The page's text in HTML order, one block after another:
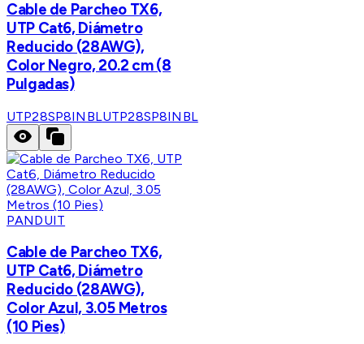
Cable de Parcheo TX6,
UTP Cat6, Diámetro
Reducido (28AWG),
Color Negro, 20.2 cm (8
Pulgadas)
UTP28SP8INBLUTP28SP8INBL
PANDUIT
Cable de Parcheo TX6,
UTP Cat6, Diámetro
Reducido (28AWG),
Color Azul, 3.05 Metros
(10 Pies)